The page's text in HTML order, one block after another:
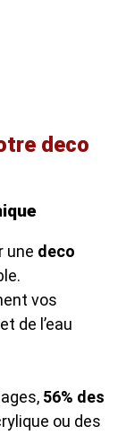
deco
une deco
vos
de l’eau
56% des
ou des